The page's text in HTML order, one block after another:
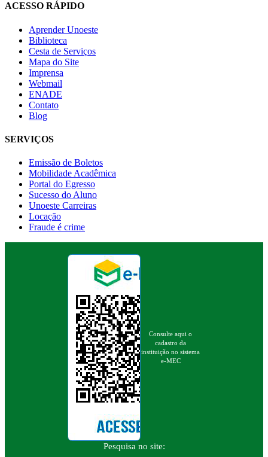
ACESSO RÁPIDO
Aprender Unoeste
Biblioteca
Cesta de Serviços
Mapa do Site
Imprensa
Webmail
ENADE
Contato
Blog
SERVIÇOS
Emissão de Boletos
Mobilidade Acadêmica
Portal do Egresso
Sucesso do Aluno
Unoeste Carreiras
Locação
Fraude é crime
Consulte aqui o
cadastro da
instituição no sistema
e-MEC
Pesquisa no site: